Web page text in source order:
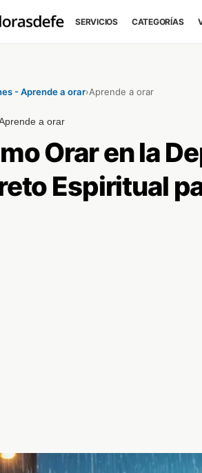
SERVICIOS CATEGORÍAS
- Aprende a orar›Aprende a orar
a orar
Orar en la
Espiritual